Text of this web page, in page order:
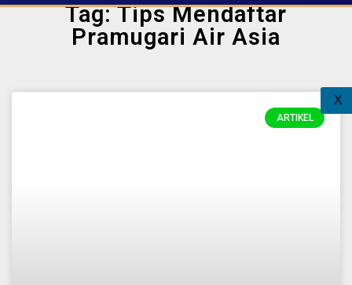
X
Tag: Tips Mendaftar
Pramugari Air Asia
ARTIKEL